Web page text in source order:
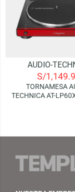
AUDIO-
S/
TORNAMESA
TECHNICA AT-